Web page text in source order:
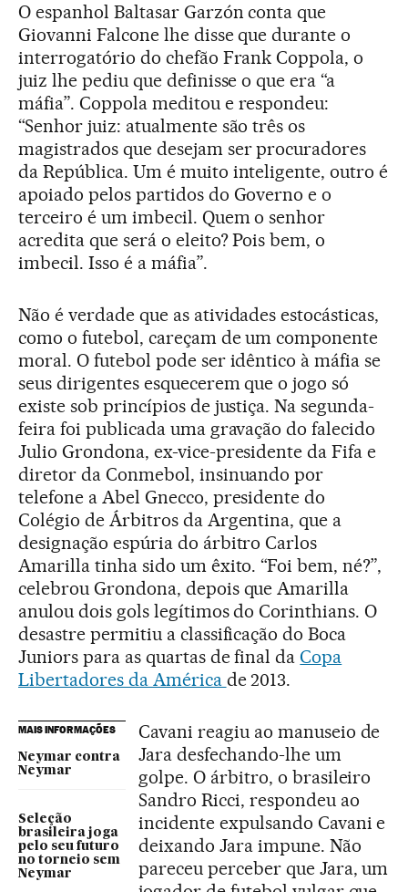
O espanhol Baltasar Garzón conta que
Giovanni Falcone lhe disse que durante o
interrogatório do chefão Frank Coppola, o
juiz lhe pediu que definisse o que era “a
máfia”. Coppola meditou e respondeu:
“Senhor juiz: atualmente são três os
magistrados que desejam ser procuradores
da República. Um é muito inteligente, outro é
apoiado pelos partidos do Governo e o
terceiro é um imbecil. Quem o senhor
acredita que será o eleito? Pois bem, o
imbecil. Isso é a máfia”.
Não é verdade que as atividades estocásticas,
como o futebol, careçam de um componente
moral. O futebol pode ser idêntico à máfia se
seus dirigentes esquecerem que o jogo só
existe sob princípios de justiça. Na segunda-
feira foi publicada uma gravação do falecido
Julio Grondona, ex-vice-presidente da Fifa e
diretor da Conmebol, insinuando por
telefone a Abel Gnecco, presidente do
Colégio de Árbitros da Argentina, que a
designação espúria do árbitro Carlos
Amarilla tinha sido um êxito. “Foi bem, né?”,
celebrou Grondona, depois que Amarilla
anulou dois gols legítimos do Corinthians. O
desastre permitiu a classificação do Boca
Juniors para as quartas de final daCopa
Libertadores da América de 2013.
MAIS INFORMAÇÕES
Neymar contra
Neymar
Seleção
brasileira joga
pelo seu futuro
no torneio sem
Neymar
Cavani reagiu ao manuseio de
Jara desfechando-lhe um
golpe. O árbitro, o brasileiro
Sandro Ricci, respondeu ao
incidente expulsando Cavani e
deixando Jara impune. Não
pareceu perceber que Jara, um